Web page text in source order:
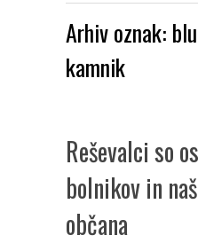
Arhiv oznak:
kamnik
Reševalci so
bolnikov in
občana